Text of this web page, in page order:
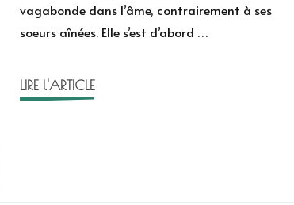
vagabonde dans l’âme, contrairement à ses
soeurs aînées. Elle s’est d’abord …
LIRE l'ARTICLE